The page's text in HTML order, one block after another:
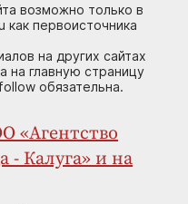
возможно только в
как первоисточника
на других сайтах
на главную страницу
обязательна.
«Агентство
- Калуга» и на